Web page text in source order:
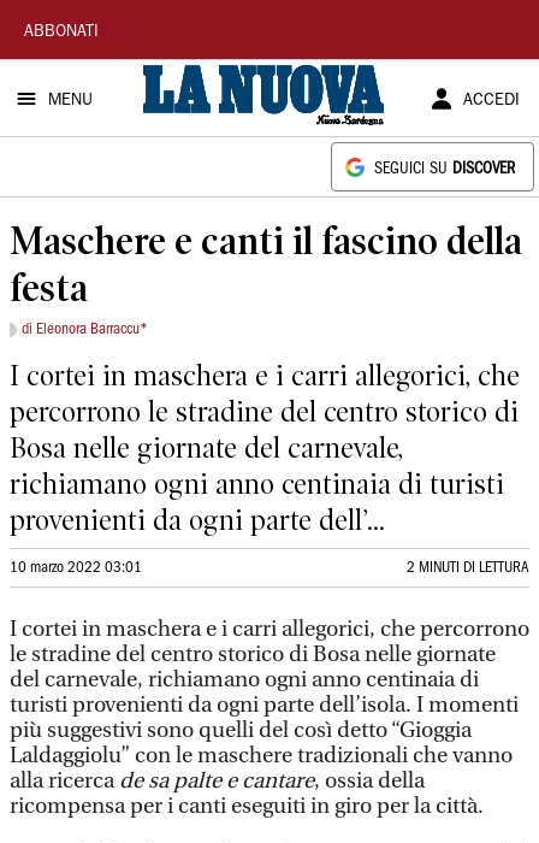
La
Nuova
Sardegna
ABBONATI
MENU ACCEDI
SEGUICI SU DISCOVER
Maschere e canti il fascino della
festa
di Eleonora Barraccu*
I cortei in maschera e i carri allegorici, che
percorrono le stradine del centro storico di
Bosa nelle giornate del carnevale,
richiamano ogni anno centinaia di turisti
provenienti da ogni parte dell’...
10 marzo 2022 03:01 2 MINUTI DI LETTURA
I cortei in maschera e i carri allegorici, che percorrono
le stradine del centro storico di Bosa nelle giornate
del carnevale, richiamano ogni anno centinaia di
turisti provenienti da ogni parte dell’isola. I momenti
più suggestivi sono quelli del così detto “Gioggia
Laldaggiolu” con le maschere tradizionali che vanno
alla ricercade sa palte e cantare, ossia della
ricompensa per i canti eseguiti in giro per la città.